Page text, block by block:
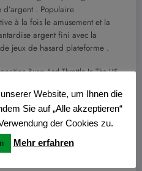
. Populaire
à la fois le amusement et la
argent fini avec la
jeux de hasard plateforme .
Bung And Throttle In The US
Article Similaire Courriel
Mot De Passe .
49 Avec Electronic Mail Et
Website, um Ihnen die
Sie auf „Alle akzeptieren“
der Cookies zu.
Mehr erfahren